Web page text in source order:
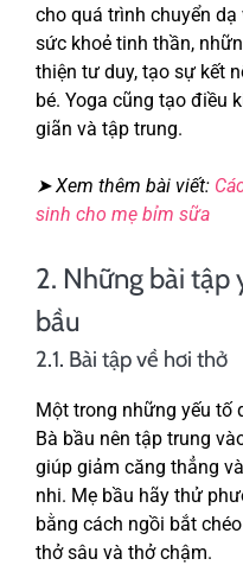
cho quá trình chuyển
sức khoẻ tinh thần,
thiện tư duy, tạo sự kết
bé. Yoga cũng tạo điều
giãn và tập trung.
➤ Xem thêm bài viết:
sinh cho mẹ bỉm sữa
2. Những bài tập
bầu
2.1. Bài tập về hơi thở
Một trong những yếu tố
Bà bầu nên tập trung
giúp giảm căng thẳng
nhi. Mẹ bầu hãy thử
bằng cách ngồi bắt
thở sâu và thở chậm.